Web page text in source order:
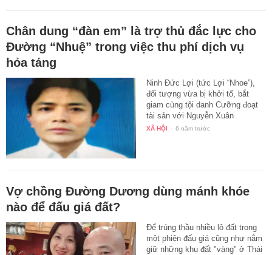
Chân dung “đàn em” là trợ thủ đắc lực cho
Đường “Nhuệ” trong việc thu phí dịch vụ
hỏa táng
Ninh Đức Lợi (tức Lợi “Nhoe”),
đối tượng vừa bị khởi tố, bắt
giam cùng tội danh Cưỡng đoạt
tài sản với Nguyễn Xuân
Đường…
XÃ HỘI - 6 năm trước
Vợ chồng Đường Dương dùng mánh khóe
nào để đấu giá đất?
Để trúng thầu nhiều lô đất trong
một phiên đấu giá cũng như nắm
giữ những khu đất "vàng" ở Thái